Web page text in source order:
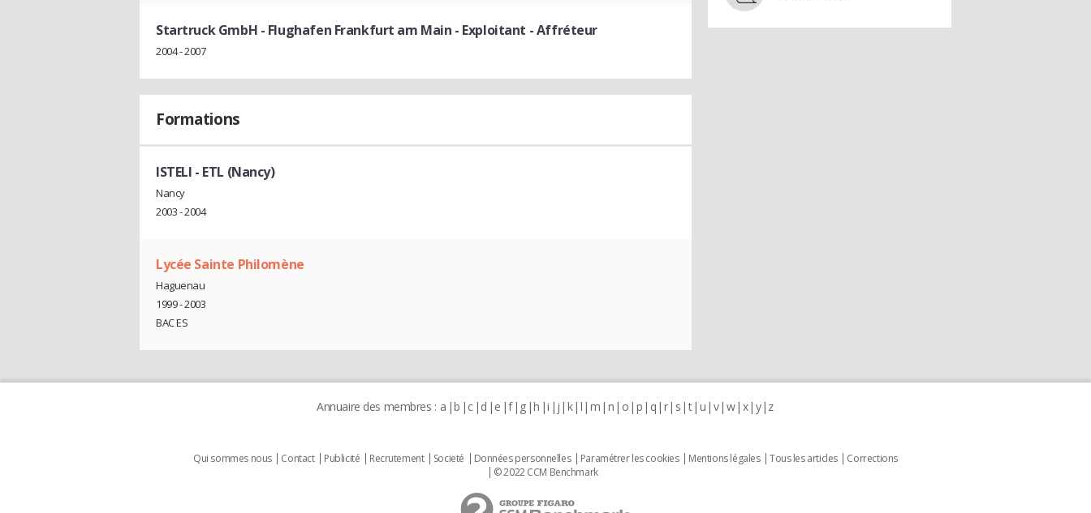
Startruck GmbH - Flughafen Frankfurt am Main - Exploitant - Affréteur
2004 - 2007
Formations
ISTELI - ETL (Nancy)
Nancy
2003 - 2004
Lycée Sainte Philomène
Haguenau
1999 - 2003
BAC ES
Annuaire des membres : a b c d e f g h i j k l m n o p q r s t u v w x y z
Qui sommes nous Contact Publicité Recrutement Societé Données personnelles Paramétrer les cookies Mentions légales Tous les articles
Corrections
© 2022 CCM Benchmark